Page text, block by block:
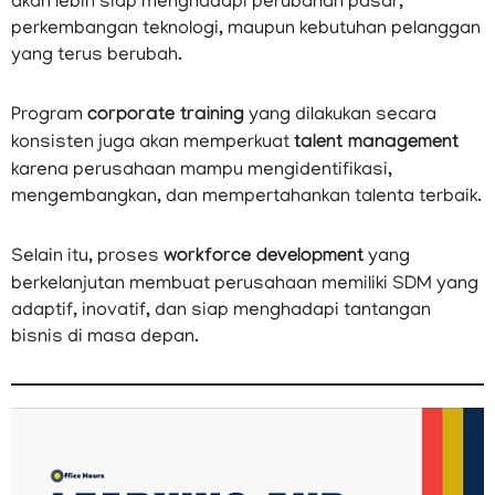
perkembangan teknologi, maupun kebutuhan pelanggan
yang terus berubah.
Program corporate training yang dilakukan secara
konsisten juga akan memperkuat talent management
karena perusahaan mampu mengidentifikasi,
mengembangkan, dan mempertahankan talenta terbaik.
Selain itu, proses workforce development yang
berkelanjutan membuat perusahaan memiliki SDM yang
adaptif, inovatif, dan siap menghadapi tantangan
bisnis di masa depan.